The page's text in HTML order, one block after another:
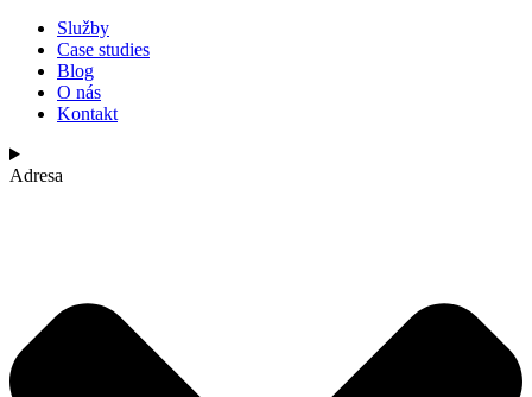
Služby
Case studies
Blog
O nás
Kontakt
Adresa